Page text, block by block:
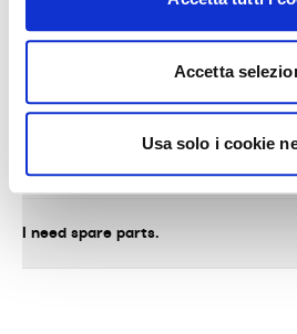
Accetta
Usa solo i cookie
AFTER-SALES SERVICE AND SPARE
What do I need to do to request
I need spare parts.